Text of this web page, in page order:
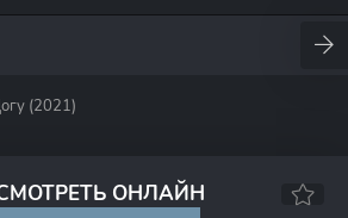
(2021)
ОНЛАЙН
7.2